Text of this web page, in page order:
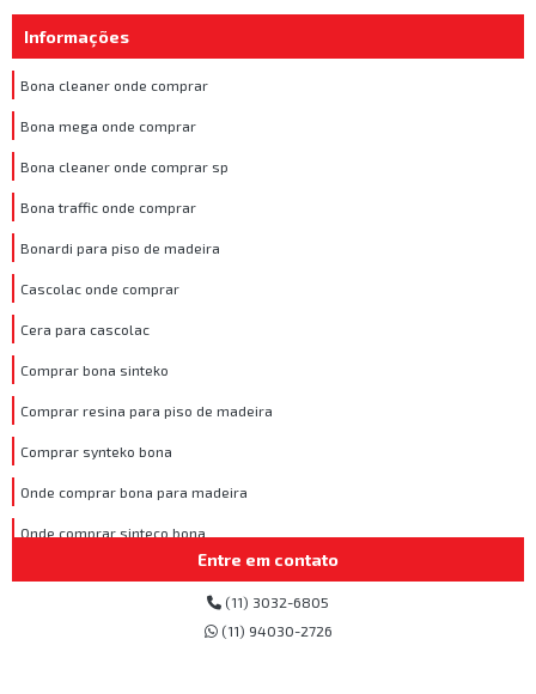
Informações
Bona cleaner onde comprar
Bona mega onde comprar
Bona cleaner onde comprar sp
Bona traffic onde comprar
Bonardi para piso de madeira
Cascolac onde comprar
Cera para cascolac
Comprar bona sinteko
Comprar resina para piso de madeira
Comprar synteko bona
Onde comprar bona para madeira
Onde comprar sinteco bona
Produto para assoalho de madeira
Entre em contato
(11) 3032-6805
(11) 94030-2726